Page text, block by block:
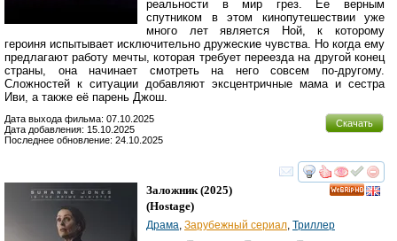
реальности в мир грез. Ее верным
спутником в этом кинопутешествии уже
много лет является Ной, к которому
героиня испытывает исключительно дружеские чувства. Но когда ему
предлагают работу мечты, которая требует переезда на другой конец
страны, она начинает смотреть на него совсем по-другому.
Сложностей к ситуации добавляют эксцентричные мама и сестра
Иви, а также её парень Джош.
Скачать
Дата выхода фильма: 07.10.2025
Дата добавления: 15.10.2025
Последнее обновление: 24.10.2025
смотреть
Заложник (2025)
(Hostage)
Драма Зарубежный сериал Триллер